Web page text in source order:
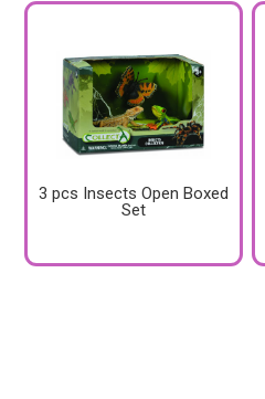
3 pcs Insects Open Boxed
Set